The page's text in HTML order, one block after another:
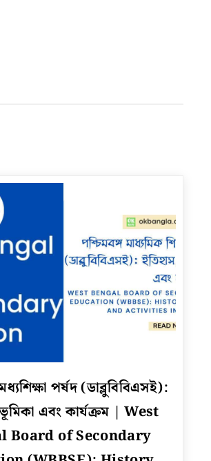
পর্ষদ (ডাব্লুবিবিএসই):
এবং কার্যক্রম | West
Board of Secondary